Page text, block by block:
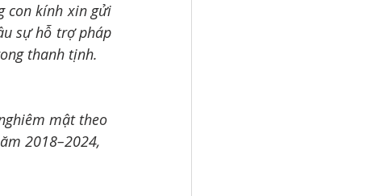
con kính xin gửi
sự hỗ trợ pháp
thanh tịnh.
mật theo
2018–2024,